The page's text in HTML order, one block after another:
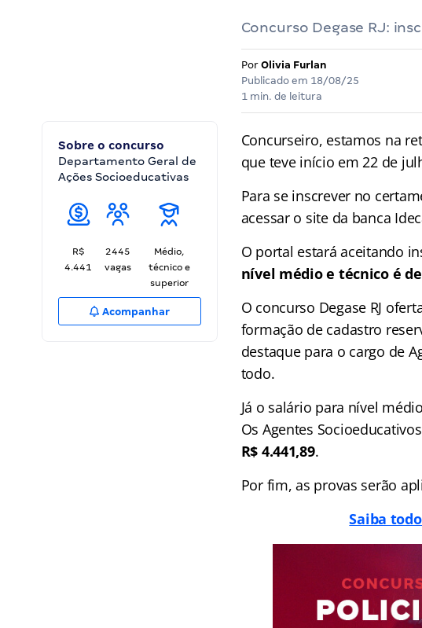
Concurso Degase RJ:
Por Olivia Furlan
Publicado em 18/08/25
1 min. de leitura
Sobre o concurso
Departamento Geral de
Ações Socioeducativas
R$
4.441
2445
vagas
Médio,
técnico e
superior
Acompanhar
Concurseiro, estamos na
que teve início em 22 de
Para se inscrever no
acessar o site da banca
O portal estará aceitando
nível médio e técnico é de
O concurso Degase RJ
formação de cadastro
destaque para o cargo de
todo.
Já o salário para nível
Os Agentes
R$ 4.441,89.
Por fim, as provas serão
Saiba